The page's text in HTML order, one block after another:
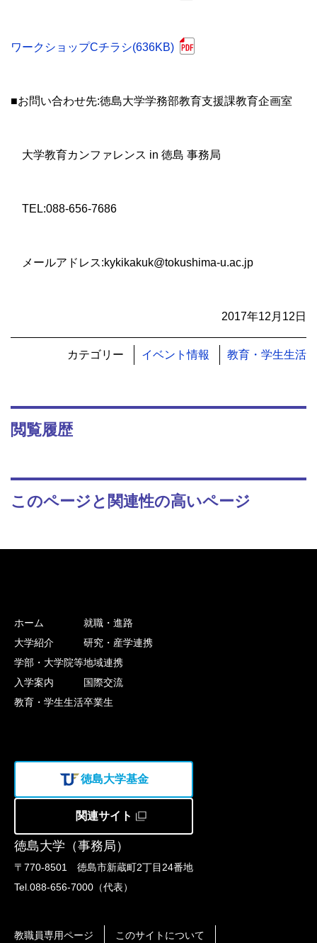
ワークショップCチラシ(636KB)
■お問い合わせ先:徳島大学学務部教育支援課教育企画室
大学教育カンファレンス in 徳島 事務局
TEL:088-656-7686
メールアドレス:kykikakuk@tokushima-u.ac.jp
2017年12月12日
カテゴリー イベント情報 教育・学生生活
閲覧履歴
このページと関連性の高いページ
徳島大学（事務局）
〒770-8501 徳島市新蔵町2丁目24番地
Tel.088-656-7000（代表）
ホーム
大学紹介
学部・大学院等
入学案内
教育・学生生活
就職・進路
研究・産学連携
地域連携
国際交流
卒業生
徳島大学基金
関連サイト
教職員専用ページ このサイトについて